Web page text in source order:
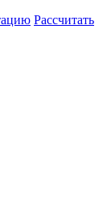
Рассчитать